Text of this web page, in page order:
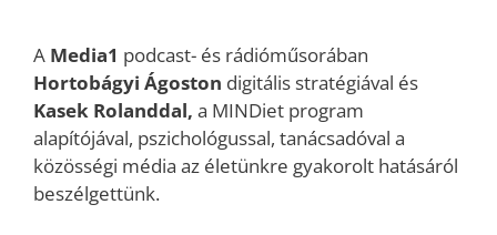
A Media1 podcast- és rádióműsorában
Hortobágyi Ágoston digitális stratégiával és
Kasek Rolanddal, a MINDiet program
alapítójával, pszichológussal, tanácsadóval a
közösségi média az életünkre gyakorolt hatásáról
beszélgettünk.